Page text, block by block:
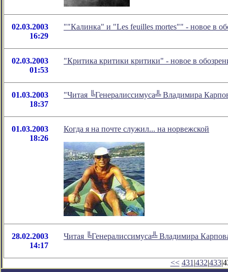
02.03.2003
16:29
""Калинка" и "Les feuilles mortes"" - новое в
02.03.2003
01:53
"Критика критики критики" - новое в
01.03.2003
18:37
"Читая ╚Генералиссимуса╩ Владимира
01.03.2003
18:26
Когда я на почте служил... на норвежской
28.02.2003
14:17
Читая ╚Генералиссимуса╩ Владимира
<< 431 |432|433